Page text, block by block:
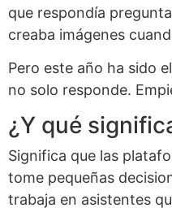
que respondía
creaba imágenes
Pero este año ha sido
no solo responde.
¿Y qué
Significa que las
tome pequeñas
trabaja en asistentes